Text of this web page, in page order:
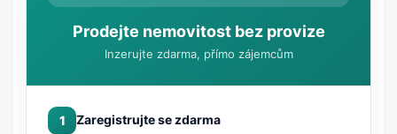
Prodejte nemovitost bez provize
Inzerujte zdarma, přímo zájemcům
1 Zaregistrujte se zdarma